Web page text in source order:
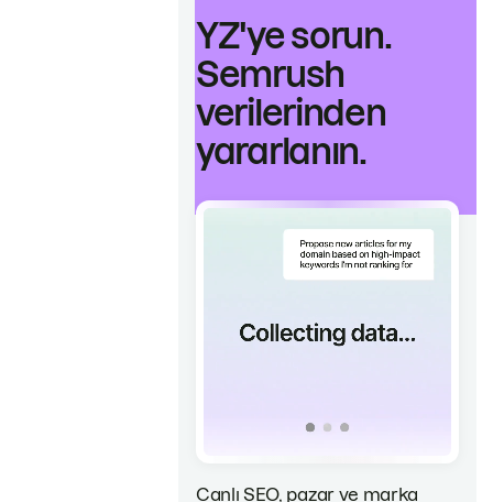
YZ'ye sorun.
Semrush
verilerinden
yararlanın.
Canlı SEO, pazar ve marka